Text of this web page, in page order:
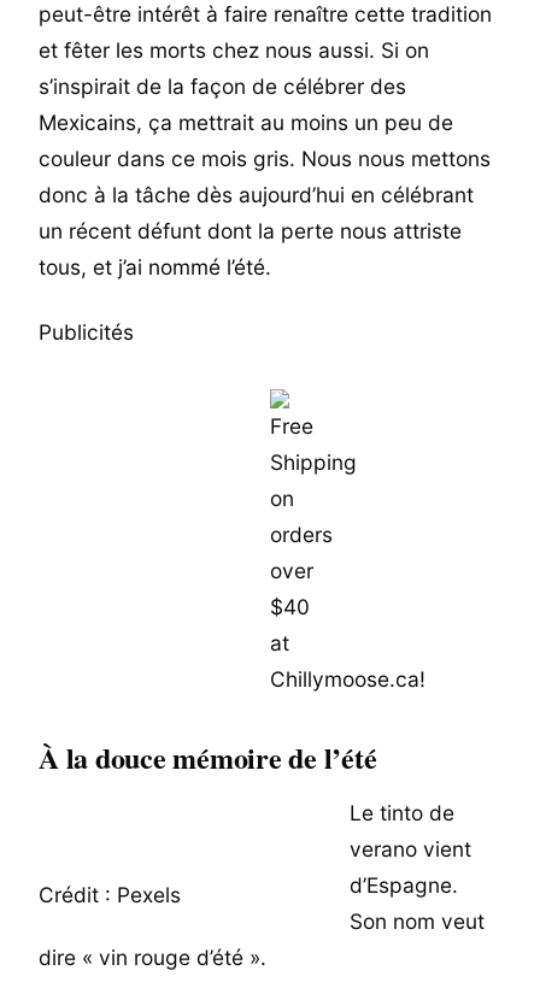
peut-être intérêt à faire renaître cette tradition
et fêter les morts chez nous aussi. Si on
s’inspirait de la façon de célébrer des
Mexicains, ça mettrait au moins un peu de
couleur dans ce mois gris. Nous nous mettons
donc à la tâche dès aujourd’hui en célébrant
un récent défunt dont la perte nous attriste
tous, et j’ai nommé l’été.
Publicités
À la douce mémoire de l’été
Crédit : Pexels
Le tinto de
verano vient
d’Espagne.
Son nom veut
dire « vin rouge d’été ».